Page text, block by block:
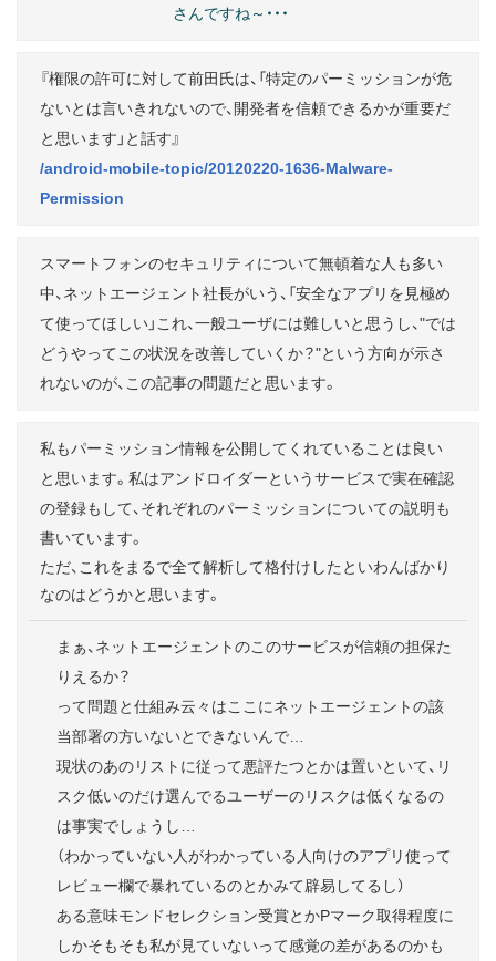
さんですね～・・・
『権限の許可に対して前田氏は、「特定のパーミッションが危
ないとは言いきれないので、開発者を信頼できるかが重要だ
と思います」と話す』
/android-mobile-topic/20120220-1636-Malware-
Permission
スマートフォンのセキュリティについて無頓着な人も多い
中、ネットエージェント社長がいう、「安全なアプリを見極め
て使ってほしい」これ、一般ユーザには難しいと思うし、"では
どうやってこの状況を改善していくか？"という方向が示さ
れないのが、この記事の問題だと思います。
私もパーミッション情報を公開してくれていることは良い
と思います。私はアンドロイダーというサービスで実在確認
の登録もして、それぞれのパーミッションについての説明も
書いています。
ただ、これをまるで全て解析して格付けしたといわんばかり
なのはどうかと思います。
まぁ、ネットエージェントのこのサービスが信頼の担保た
りえるか？
って問題と仕組み云々はここにネットエージェントの該
当部署の方いないとできないんで…
現状のあのリストに従って悪評たつとかは置いといて、リ
スク低いのだけ選んでるユーザーのリスクは低くなるの
は事実でしょうし…
（わかっていない人がわかっている人向けのアプリ使って
レビュー欄で暴れているのとかみて辟易してるし）
ある意味モンドセレクション受賞とかPマーク取得程度に
しかそもそも私が見ていないって感覚の差があるのかも